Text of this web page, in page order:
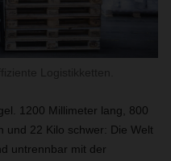
1200 Millimeter lang, 800
und 22 Kilo schwer: Die Welt
untrennbar mit der